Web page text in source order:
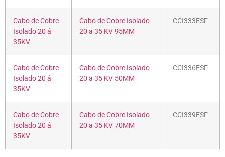
Cabo de Cobre
Isolado 20 á
35KV
Cabo de Cobre Isolado
20 a 35 KV 95MM
CCI333ESF
Cabo de Cobre
Isolado 20 á
35KV
Cabo de Cobre Isolado
20 a 35 KV 50MM
CCI336ESF
Cabo de Cobre
Isolado 20 á
35KV
Cabo de Cobre Isolado
20 a 35 KV 70MM
CCI339ESF